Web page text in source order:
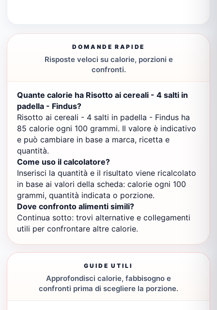
DOMANDE RAPIDE
Risposte veloci su calorie, porzioni e
confronti.
Quante calorie ha Risotto ai cereali - 4 salti in
padella - Findus?
Risotto ai cereali - 4 salti in padella - Findus ha
85 calorie ogni 100 grammi. Il valore è indicativo
e può cambiare in base a marca, ricetta e
quantità.
Come uso il calcolatore?
Inserisci la quantità e il risultato viene ricalcolato
in base ai valori della scheda: calorie ogni 100
grammi, quantità indicata o porzione.
Dove confronto alimenti simili?
Continua sotto: trovi alternative e collegamenti
utili per confrontare altre calorie.
GUIDE UTILI
Approfondisci calorie, fabbisogno e
confronti prima di scegliere la porzione.